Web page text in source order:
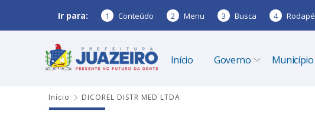
Ir para: 1 Conteúdo 2 Menu 3 Busca 4 Rodapé
Início Governo Município
Início DICOREL DISTR MED LTDA